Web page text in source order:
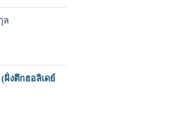
ล
ฝั่งตึกฮอลิเดย์